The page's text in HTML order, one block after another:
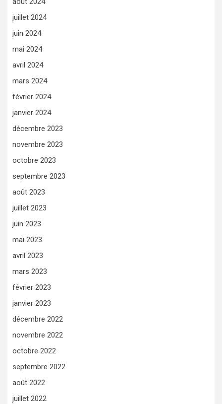
juillet 2024
juin 2024
mai 2024
avril 2024
mars 2024
février 2024
janvier 2024
décembre 2023
novembre 2023
octobre 2023
septembre 2023
août 2023
juillet 2023
juin 2023
mai 2023
avril 2023
mars 2023
février 2023
janvier 2023
décembre 2022
novembre 2022
octobre 2022
septembre 2022
août 2022
juillet 2022